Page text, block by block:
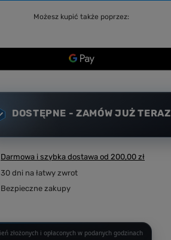
Możesz kupić także poprzez:
DOSTĘPNE - ZAMÓW JUŻ TERAZ
Darmowa i szybka dostawa od200,00 zł
30 dni na łatwy zwrot
Bezpieczne zakupy
złożonych i opłaconych w podanych godzinach